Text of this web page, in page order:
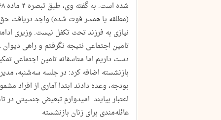
(مطلقه یا همسر فوت شده) واجد دریافت
نیازی به فرزند تحت تکفل نیست. وزیری
تامین اجتماعی نتیجه نگرفتم و راهی
دست داریم اما متاسفانه تامین اجتماعی
بازنشسته اضافه کرد: در جلسه سه‌شنبه،
بودجه، وعده دادند ابتدا آماری از افراد
اعتبار بیایند. امیدوارم تبعیض جنسیتی
عائله‌مندی برای زنان بازنشسته